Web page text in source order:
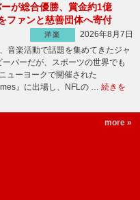
が総合優勝、賞金約1億
ファンと慈善団体へ寄付
洋楽
2026年8月7日
音楽活動で話題を集めてきたジャ
ーバーだが、スポーツの世界でも
ーヨークで開催された
』に出場し、NFLの … 続きを
more »